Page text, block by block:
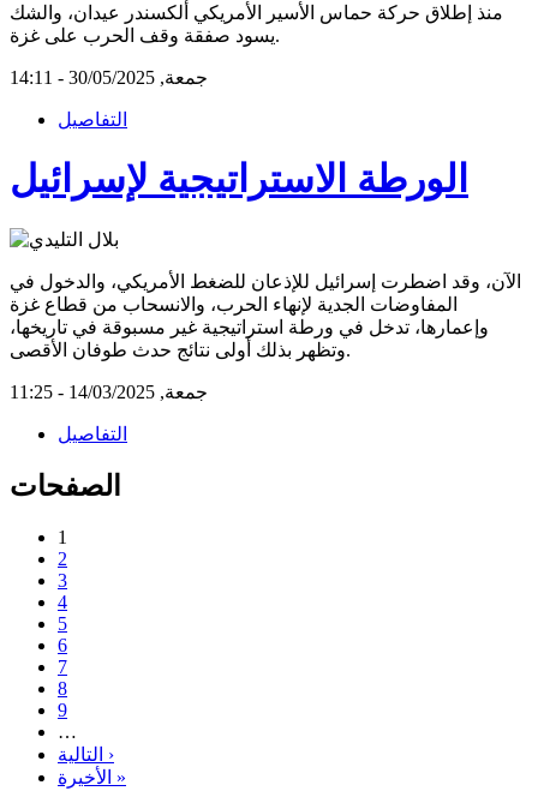
منذ إطلاق حركة حماس الأسير الأمريكي ألكسندر عيدان، والشك
يسود صفقة وقف الحرب على غزة.
جمعة, 30/05/2025 - 14:11
التفاصيل
الورطة الاستراتيجية لإسرائيل
الآن، وقد اضطرت إسرائيل للإذعان للضغط الأمريكي، والدخول في
المفاوضات الجدية لإنهاء الحرب، والانسحاب من قطاع غزة
وإعمارها، تدخل في ورطة استراتيجية غير مسبوقة في تاريخها،
وتظهر بذلك أولى نتائج حدث طوفان الأقصى.
جمعة, 14/03/2025 - 11:25
التفاصيل
الصفحات
1
2
3
4
5
6
7
8
9
…
التالية ›
الأخيرة »